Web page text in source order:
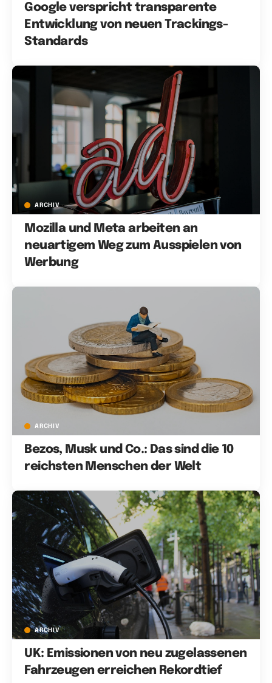
Google verspricht transparente
Entwicklung von neuen Trackings-
Standards
ARCHIV
Mozilla und Meta arbeiten an
neuartigem Weg zum Ausspielen von
Werbung
ARCHIV
Bezos, Musk und Co.: Das sind die 10
reichsten Menschen der Welt
ARCHIV
UK: Emissionen von neu zugelassenen
Fahrzeugen erreichen Rekordtief